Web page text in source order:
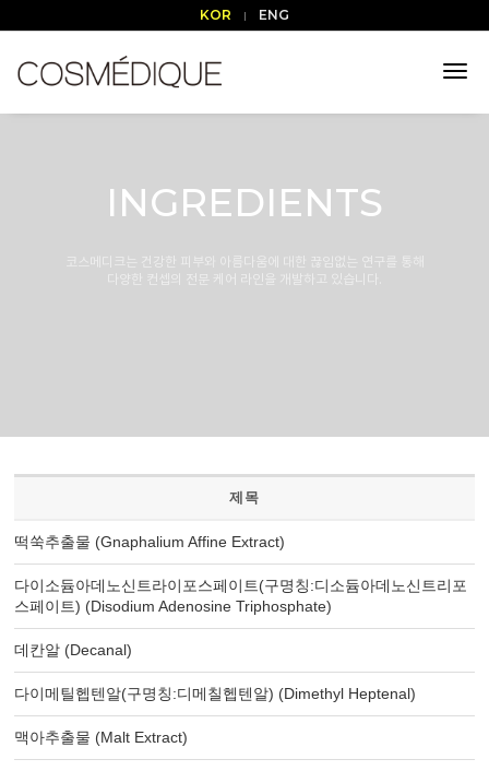
KOR ENG
INGREDIENTS
코스메디크는 건강한 피부와 아름다움에 대한 끊임없는 연구를 통해
다양한 컨셉의 전문 케어 라인을 개발하고 있습니다.
제목
떡쑥추출물 (Gnaphalium Affine Extract)
다이소듐아데노신트라이포스페이트(구명칭:디소듐아데노신트리포
스페이트) (Disodium Adenosine Triphosphate)
데칸알 (Decanal)
다이메틸헵텐알(구명칭:디메칠헵텐알) (Dimethyl Heptenal)
맥아추출물 (Malt Extract)